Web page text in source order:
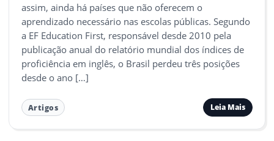
assim, ainda há países que não oferecem o
aprendizado necessário nas escolas públicas. Segundo
a EF Education First, responsável desde 2010 pela
publicação anual do relatório mundial dos índices de
proficiência em inglês, o Brasil perdeu três posições
desde o ano […]
Artigos Leia Mais